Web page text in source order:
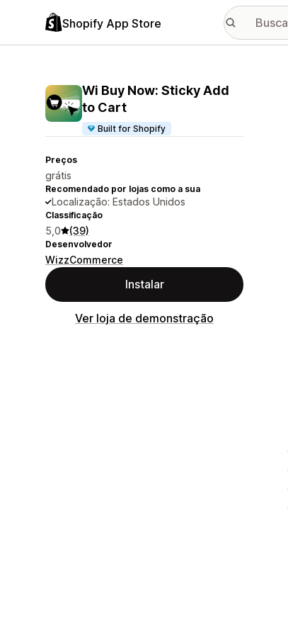
Shopify App Store
Wi Buy Now: Sticky Add
to Cart
Built for Shopify
Preços
grátis
Recomendado por lojas como a sua
Localização: Estados Unidos
Classificação
5,0 (39)
Desenvolvedor
WizzCommerce
Instalar
Ver loja de demonstração